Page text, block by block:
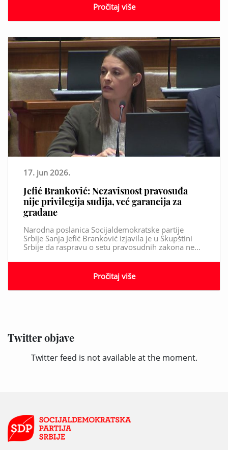
Twitter objave
Twitter feed is not available at the moment.
Pročitaj više
17. jun 2026.
Jefić Branković: Nezavisnost pravosuđa
nije privilegija sudija, već garancija za
građane
Narodna poslanica Socijaldemokratske partije
Srbije Sanja Jefić Branković izjavila je u Skupštini
Srbije da raspravu o setu pravosudnih zakona ne...
Pročitaj više